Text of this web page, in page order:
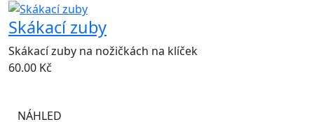
Skákací zuby
Skákací zuby na nožičkách na klíček
60.00 Kč
NÁHLED